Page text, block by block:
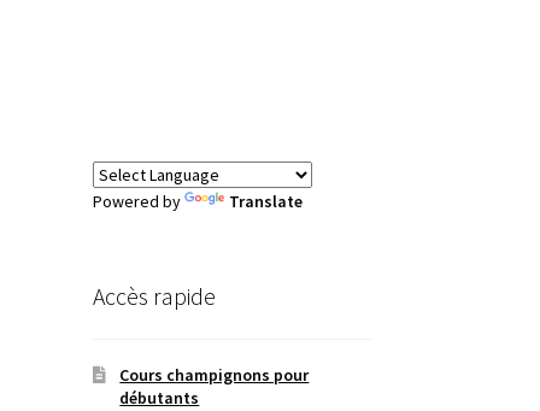
Powered by Translate
Accès rapide
Cours champignons pour
débutants